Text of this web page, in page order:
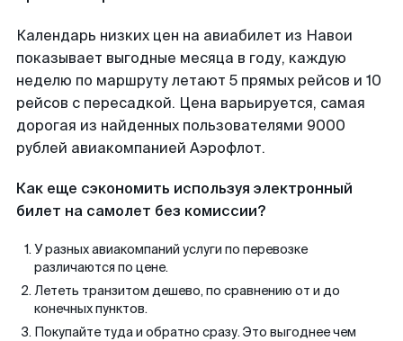
Календарь низких цен на авиабилет из Навои
показывает выгодные месяца в году, каждую
неделю по маршруту летают 5 прямых рейсов и 10
рейсов с пересадкой. Цена варьируется, самая
дорогая из найденных пользователями 9000
рублей авиакомпанией Аэрофлот.
Как еще сэкономить используя электронный
билет на самолет без комиссии?
У разных авиакомпаний услуги по перевозке
различаются по цене.
Лететь транзитом дешево, по сравнению от и до
конечных пунктов.
Покупайте туда и обратно сразу. Это выгоднее чем